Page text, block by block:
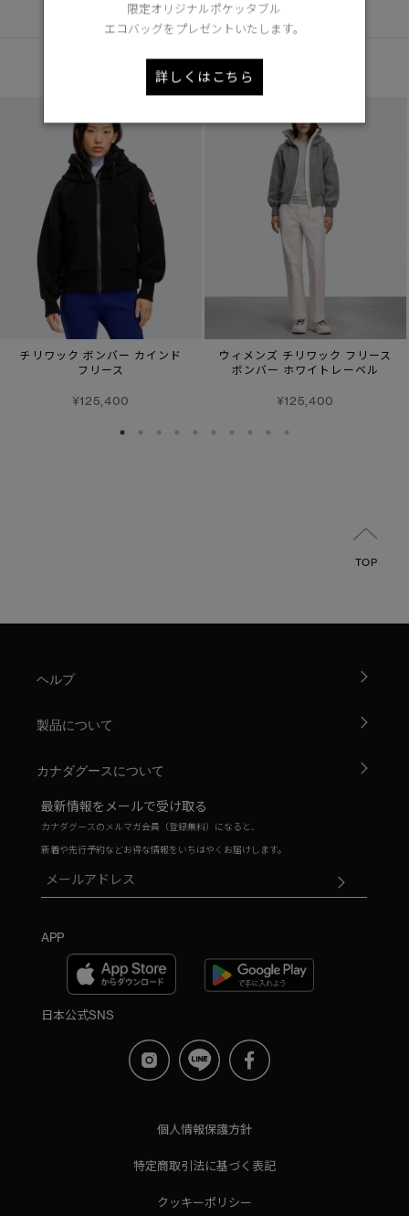
DETAIL
あなたへのおすすめ
チリワック ボンバー カインド
フリース
¥125,400
ウィメンズ チリワック フリース
ボンバー ホワイトレーベル
¥125,400
TOP
ヘルプ
製品について
カナダグースについて
最新情報をメールで受け取る
カナダグースのメルマガ会員（登録無料）になると、
新着や先行予約などお得な情報をいちはやくお届けします。
APP
日本公式SNS
個人情報保護方針
特定商取引法に基づく表記
クッキーポリシー
限定オリジナルポケッタブル
エコバッグをプレゼントいたします。
詳しくはこちら